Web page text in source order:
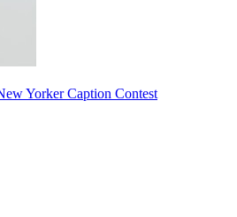
Yorker Caption Contest